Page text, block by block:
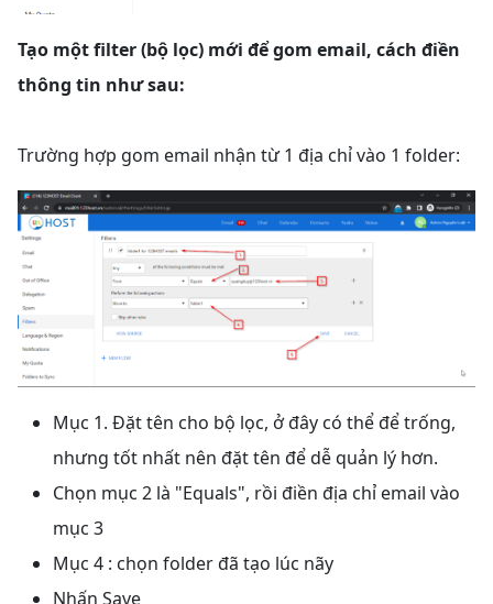
Tạo một filter (bộ lọc) mới để gom email, cách điền
thông tin như sau:
Trường hợp gom email nhận từ 1 địa chỉ vào 1 folder:
Mục 1. Đặt tên cho bộ lọc, ở đây có thể để trống,
nhưng tốt nhất nên đặt tên để dễ quản lý hơn.
Chọn mục 2 là "Equals", rồi điền địa chỉ email vào
mục 3
Mục 4 : chọn folder đã tạo lúc nãy
Nhấn Save